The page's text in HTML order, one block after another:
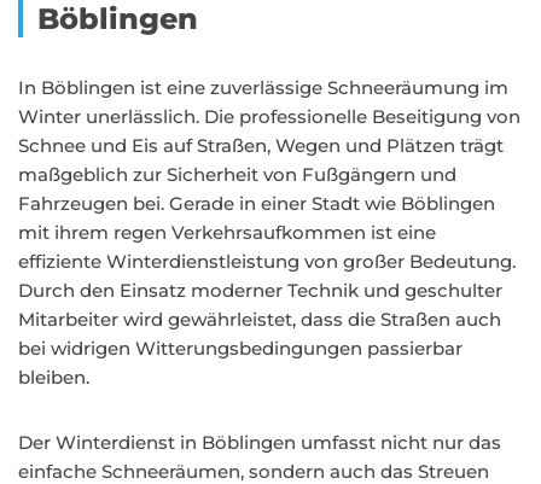
Böblingen
In Böblingen ist eine zuverlässige Schneeräumung im
Winter unerlässlich. Die professionelle Beseitigung von
Schnee und Eis auf Straßen, Wegen und Plätzen trägt
maßgeblich zur Sicherheit von Fußgängern und
Fahrzeugen bei. Gerade in einer Stadt wie Böblingen
mit ihrem regen Verkehrsaufkommen ist eine
effiziente Winterdienstleistung von großer Bedeutung.
Durch den Einsatz moderner Technik und geschulter
Mitarbeiter wird gewährleistet, dass die Straßen auch
bei widrigen Witterungsbedingungen passierbar
bleiben.
Der Winterdienst in Böblingen umfasst nicht nur das
einfache Schneeräumen, sondern auch das Streuen